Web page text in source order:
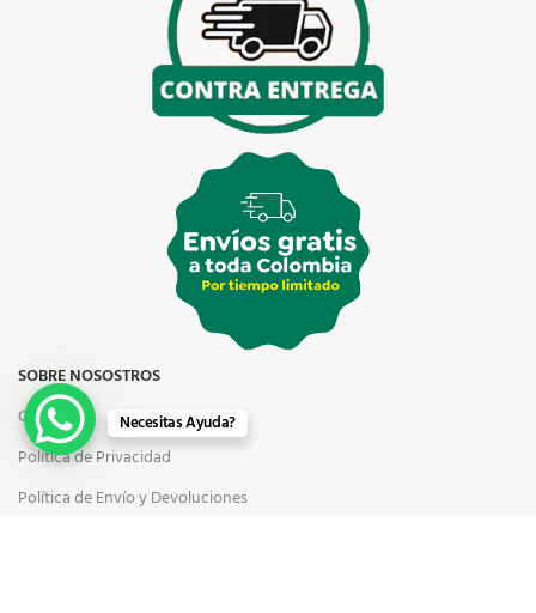
SOBRE NOSOSTROS
Contacto
Política de Privacidad
Política de Envío y Devoluciones
Necesitas Ayuda?